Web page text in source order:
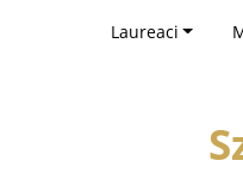
Laureaci